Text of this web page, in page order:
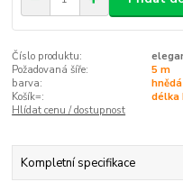
Číslo produktu:
Požadovaná šíře:
5 m
barva:
hnědá
Košík=:
délka
Hlídat cenu / dostupnost
Kompletní specifikace